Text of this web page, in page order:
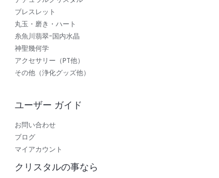
ブレスレット
丸玉・磨き・ハート
糸魚川翡翠-国内水晶
神聖幾何学
アクセサリー（PT他）
その他（浄化グッズ他）
ユーザー ガイド
お問い合わせ
ブログ
マイアカウント
クリスタルの事なら